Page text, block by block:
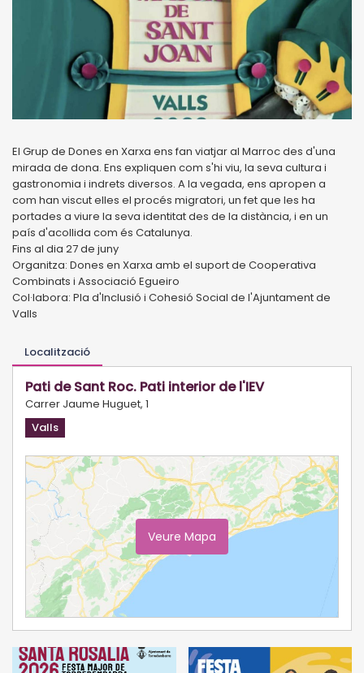
El Grup de Dones en Xarxa ens fan viatjar al Marroc des d'una
mirada de dona. Ens expliquen com s'hi viu, la seva cultura i
gastronomia i indrets diversos. A la vegada, ens apropen a
com han viscut elles el procés migratori, un fet que les ha
portades a viure la seva identitat des de la distància, i en un
país d'acollida com és Catalunya.
Fins al dia 27 de juny
Organitza: Dones en Xarxa amb el suport de Cooperativa
Combinats i Associació Egueiro
Col·labora: Pla d'Inclusió i Cohesió Social de l'Ajuntament de
Valls
Localització
Pati de Sant Roc. Pati interior de l'IEV
Carrer Jaume Huguet, 1
Valls
Veure Mapa